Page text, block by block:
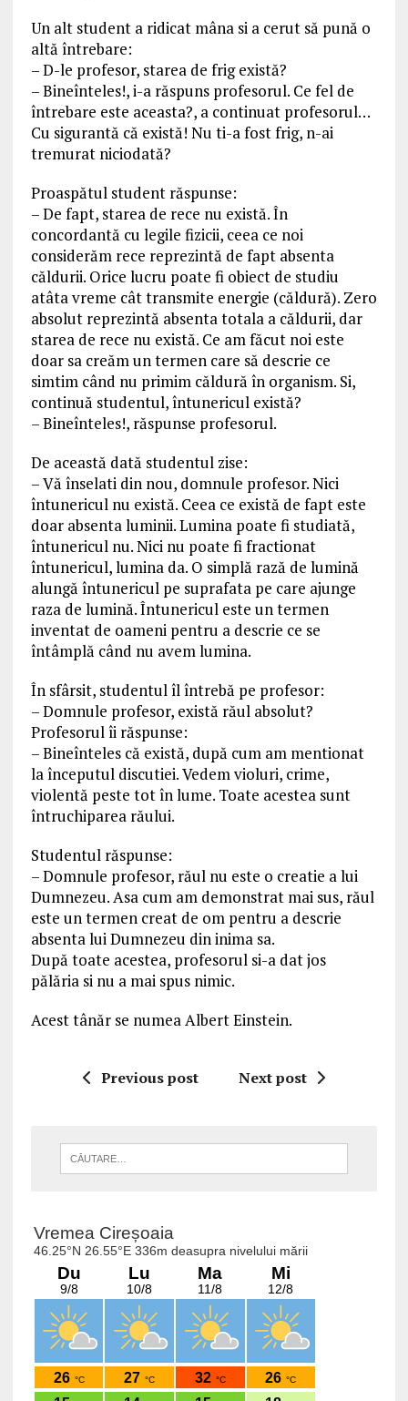
Un alt student a ridicat mâna si a cerut să pună o
altă întrebare:
– D-le profesor, starea de frig există?
– Bineînteles!, i-a răspuns profesorul. Ce fel de
întrebare este aceasta?, a continuat profesorul…
Cu sigurantă că există! Nu ti-a fost frig, n-ai
tremurat niciodată?
Proaspătul student răspunse:
– De fapt, starea de rece nu există. În
concordantă cu legile fizicii, ceea ce noi
considerăm rece reprezintă de fapt absenta
căldurii. Orice lucru poate fi obiect de studiu
atâta vreme cât transmite energie (căldură). Zero
absolut reprezintă absenta totala a căldurii, dar
starea de rece nu există. Ce am făcut noi este
doar sa creăm un termen care să descrie ce
simtim când nu primim căldură în organism. Si,
continuă studentul, întunericul există?
– Bineînteles!, răspunse profesorul.
De această dată studentul zise:
– Vă înselati din nou, domnule profesor. Nici
întunericul nu există. Ceea ce există de fapt este
doar absenta luminii. Lumina poate fi studiată,
întunericul nu. Nici nu poate fi fractionat
întunericul, lumina da. O simplă rază de lumină
alungă întunericul pe suprafata pe care ajunge
raza de lumină. Întunericul este un termen
inventat de oameni pentru a descrie ce se
întâmplă când nu avem lumina.
În sfârsit, studentul îl întrebă pe profesor:
– Domnule profesor, există răul absolut?
Profesorul îi răspunse:
– Bineînteles că există, după cum am mentionat
la începutul discutiei. Vedem violuri, crime,
violentă peste tot în lume. Toate acestea sunt
întruchiparea răului.
Studentul răspunse:
– Domnule profesor, răul nu este o creatie a lui
Dumnezeu. Asa cum am demonstrat mai sus, răul
este un termen creat de om pentru a descrie
absenta lui Dumnezeu din inima sa.
După toate acestea, profesorul si-a dat jos
pălăria si nu a mai spus nimic.
Acest tânăr se numea Albert Einstein.
Previous post Next post